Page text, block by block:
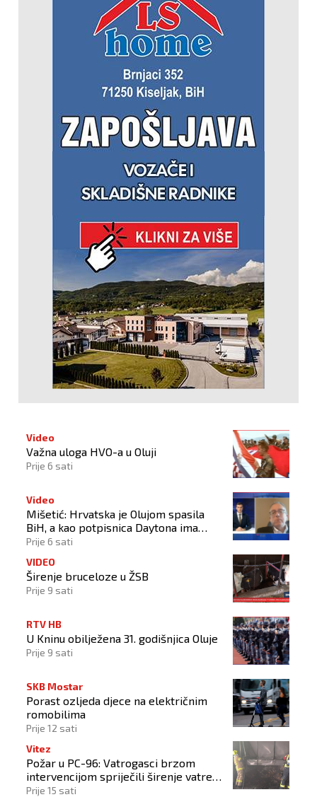
Video
Važna uloga HVO-a u Oluji
Prije 6 sati
Video
Mišetić: Hrvatska je Olujom spasila
BiH, a kao potpisnica Daytona ima
puno pravo štititi hrvatski narod
Prije 6 sati
VIDEO
Širenje bruceloze u ŽSB
Prije 9 sati
RTV HB
U Kninu obilježena 31. godišnjica Oluje
Prije 9 sati
SKB Mostar
Porast ozljeda djece na električnim
romobilima
Prije 12 sati
Vitez
Požar u PC-96: Vatrogasci brzom
intervencijom spriječili širenje vatre
na okolne objekte
Prije 15 sati